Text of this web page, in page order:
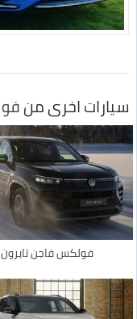
سيارات اخرى من
فولكس فاجن تايرون